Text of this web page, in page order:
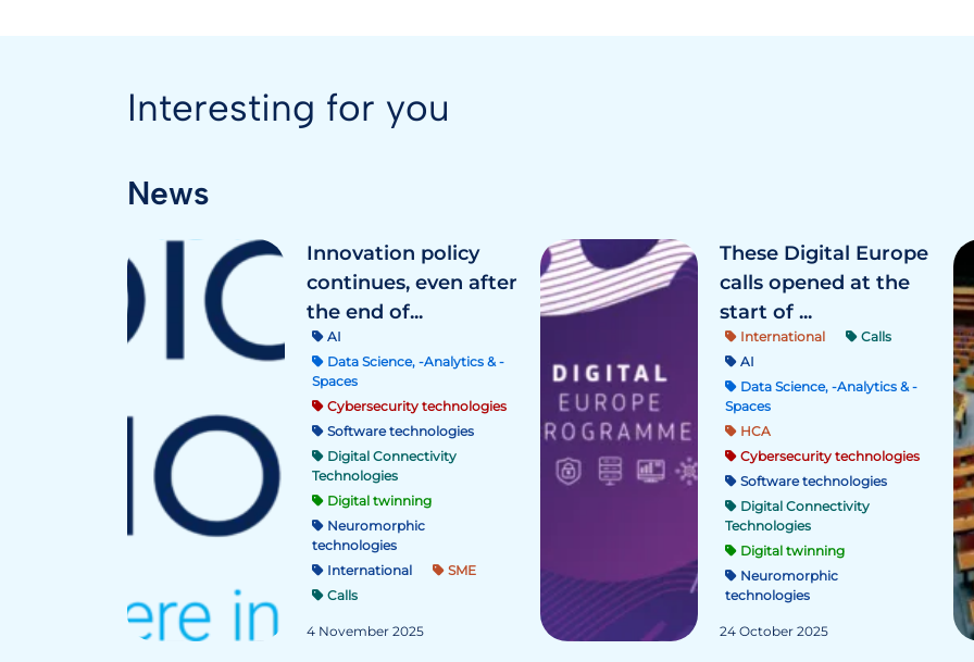
Interesting for you
News
Innovation policy
continues, even after
the end of...
AI
Data Science, -Analytics & -
Spaces
Cybersecurity technologies
Software technologies
Digital Connectivity
Technologies
Digital twinning
Neuromorphic
technologies
International
SME
Calls
4 November 2025
These Digital Europe
calls opened at the
start of ...
International
Calls
AI
Data Science, -Analytics & -
Spaces
HCA
Cybersecurity technologies
Software technologies
Digital Connectivity
Technologies
Digital twinning
Neuromorphic
technologies
24 October 2025